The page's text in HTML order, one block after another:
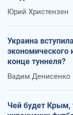
Юрий Христензен
Украина
экономического
конце туннеля?
Вадим Денисенко
Чей будет Крым,